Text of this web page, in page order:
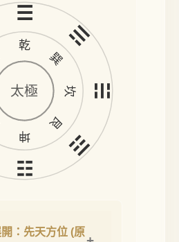
太極
☰
乾 ☴
巽
☵
坎
☶
艮
☷
坤
：先天方位 (原